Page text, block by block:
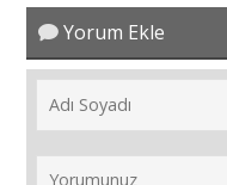
Yorum Ekle